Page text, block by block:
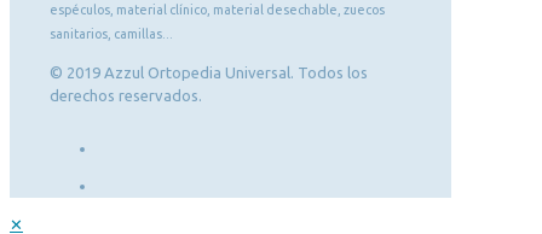
espéculos, material clínico, material desechable, zuecos
sanitarios, camillas...
© 2019 Azzul Ortopedia Universal. Todos los
derechos reservados.
✕